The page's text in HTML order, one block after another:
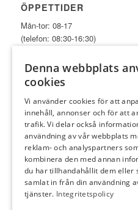
ÖPPETTIDER
Mån-tor: 08-17
(telefon: 08:30-16:30)
(telefon: 08:30-14:30)
KONTAKT
Lidköpings golfklubb
Truve
Denna webbplats
cookies
Vi använder cookies för att
innehåll, annonser och för att
trafik. Vi delar också
användning av vår webbplats
reklam- och analyspartners
kombinera den med annan
du har tillhandahållit dem eller
samlat in från din användning
tjänster. Integritetspolicy